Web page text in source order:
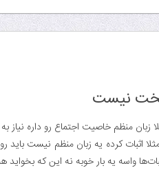
سخت نیست
زبان منظم خاصیت اجتماع رو داره نیاز
اثبات کرده یه زبان منظم نیست باید
واسه یه بار خوبه نه این که بخواید